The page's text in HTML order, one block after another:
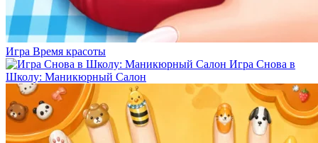
Игра Время красоты
Игра Снова в
Школу: Маникюрный Салон